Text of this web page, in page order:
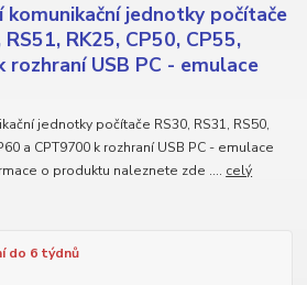
jednotky počítače
RK25, CP50, CP55,
rozhraní USB PC - emulace
jednotky počítače RS30, RS31, RS50,
a CPT9700 k rozhraní USB PC - emulace
o produktu naleznete zde .... celý
do 6 týdnů